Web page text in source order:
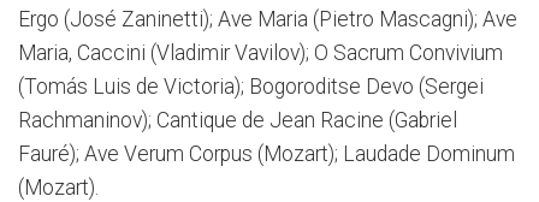
Ergo (José Zaninetti); Ave Maria (Pietro Mascagni); Ave
Maria, Caccini (Vladimir Vavilov); O Sacrum Convivium
(Tomás Luis de Victoria); Bogoroditse Devo (Sergei
Rachmaninov); Cantique de Jean Racine (Gabriel
Fauré); Ave Verum Corpus (Mozart); Laudade Dominum
(Mozart).